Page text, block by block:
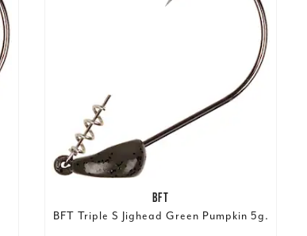
BFT
BFT Triple S Jighead Green Pumpkin 5g.